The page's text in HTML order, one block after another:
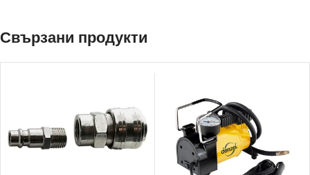
Свързани продукти